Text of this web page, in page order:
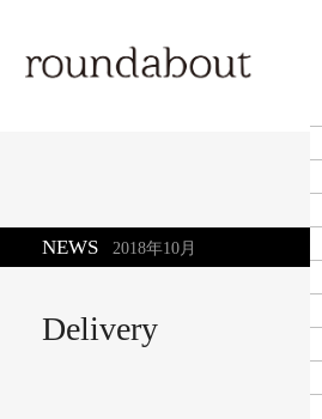
NEWS 2018年10月
Delivery